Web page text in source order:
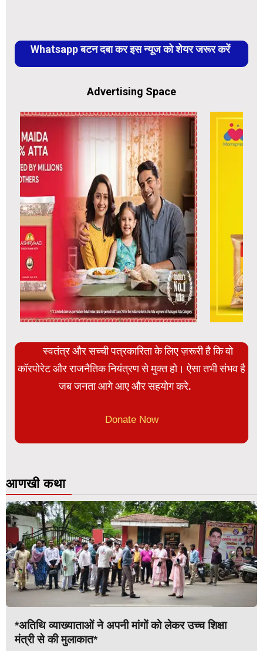
Whatsapp बटन दबा कर इस न्यूज को शेयर जरूर करें
Advertising Space
स्वतंत्र और सच्ची पत्रकारिता के लिए ज़रूरी है कि वो
कॉरपोरेट और राजनैतिक नियंत्रण से मुक्त हो। ऐसा तभी संभव है
जब जनता आगे आए और सहयोग करे.
Donate Now
आणखी कथा
*अतिथि व्याख्याताओं ने अपनी मांगों को लेकर उच्च शिक्षा
मंत्री से की मुलाकात*